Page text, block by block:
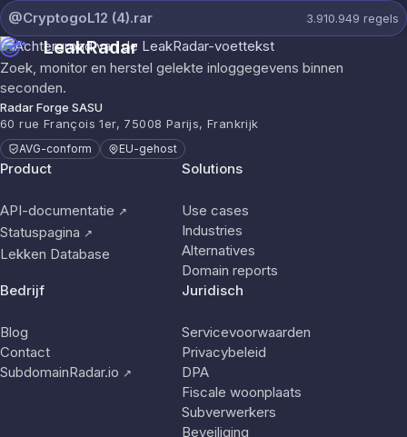
@CryptogoL12 (4).rar 3.910.949 regels
LeakRadar
Zoek, monitor en herstel gelekte inloggegevens binnen
seconden.
Radar Forge SASU
60 rue François 1er, 75008 Parijs, Frankrijk
AVG-conform EU-gehost
Product
API-documentatie ↗
Statuspagina ↗
Lekken Database
Solutions
Use cases
Industries
Alternatives
Domain reports
Bedrijf
Blog
Contact
SubdomainRadar.io ↗
Juridisch
Servicevoorwaarden
Privacybeleid
DPA
Fiscale woonplaats
Subverwerkers
Beveiliging